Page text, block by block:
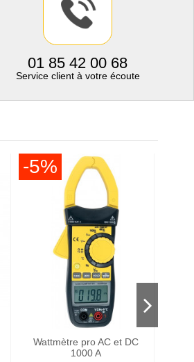
01 85 42 00 68
Service client à votre écoute
-5%
Wattmètre pro AC et DC
1000 A